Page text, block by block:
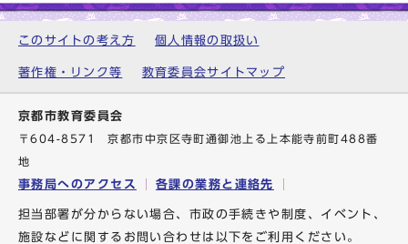
このサイトの考え方 個人情報の取扱い
著作権・リンク等 教育委員会サイトマップ
京都市教育委員会
〒604-8571 京都市中京区寺町通御池上る上本能寺前町488番
地
事務局へのアクセス 各課の業務と連絡先
担当部署が分からない場合、市政の手続きや制度、イベント、
施設などに関するお問い合わせは以下をご利用ください。